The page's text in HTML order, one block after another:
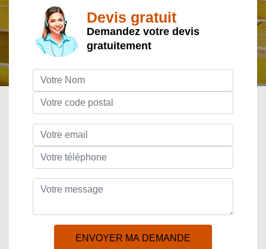
Devis gratuit
Demandez votre devis
gratuitement